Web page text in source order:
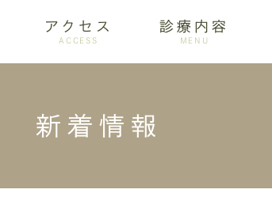
アクセス
ACCESS
診療内容
MENU
新着情報